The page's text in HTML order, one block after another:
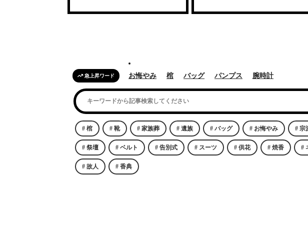
急上昇ワード お悔やみ 棺 バッグ パンプス 腕時計
棺 靴 家族葬 遺族 バッグ お悔やみ 宗
祭壇 ベルト 告別式 スーツ 供花 焼香
故人 香典